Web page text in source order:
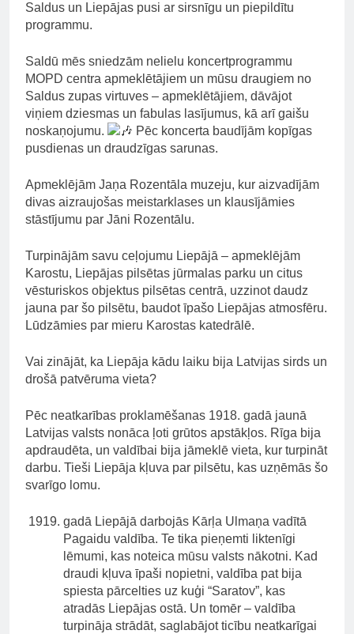
Saldus un Liepājas pusi ar sirsnīgu un piepildītu
programmu.
Saldū mēs sniedzām nelielu koncertprogrammu
MOPD centra apmeklētājiem un mūsu draugiem no
Saldus zupas virtuves – apmeklētājiem, dāvājot
viņiem dziesmas un fabulas lasījumus, kā arī gaišu
noskaņojumu.
Pēc koncerta baudījām kopīgas
pusdienas un draudzīgas sarunas.
Apmeklējām Jaņa Rozentāla muzeju, kur aizvadījām
divas aizraujošas meistarklases un klausījāmies
stāstījumu par Jāni Rozentālu.
Turpinājām savu ceļojumu Liepājā – apmeklējām
Karostu, Liepājas pilsētas jūrmalas parku un citus
vēsturiskos objektus pilsētas centrā, uzzinot daudz
jauna par šo pilsētu, baudot īpašo Liepājas atmosfēru.
Lūdzāmies par mieru Karostas katedrālē.
Vai zinājāt, ka Liepāja kādu laiku bija Latvijas sirds un
drošā patvēruma vieta?
Pēc neatkarības proklamēšanas 1918. gadā jaunā
Latvijas valsts nonāca ļoti grūtos apstākļos. Rīga bija
apdraudēta, un valdībai bija jāmeklē vieta, kur turpināt
darbu. Tieši Liepāja kļuva par pilsētu, kas uzņēmās šo
svarīgo lomu.
gadā Liepājā darbojās Kārļa Ulmaņa vadītā
Pagaidu valdība. Te tika pieņemti liktenīgi
lēmumi, kas noteica mūsu valsts nākotni. Kad
draudi kļuva īpaši nopietni, valdība pat bija
spiesta pārcelties uz kuģi “Saratov”, kas
atradās Liepājas ostā. Un tomēr – valdība
turpināja strādāt, saglabājot ticību neatkarīgai